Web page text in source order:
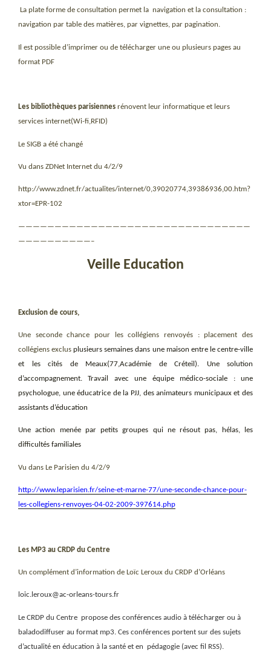
La plate forme de consultation permet la navigation et la consultation :
navigation par table des matières, par vignettes, par pagination.
Il est possible d’imprimer ou de télécharger une ou plusieurs pages au
format PDF
Les bibliothèques parisiennes rénovent leur informatique et leurs
services internet(Wi-fi,RFID)
Le SIGB a été changé
Vu dans ZDNet Internet du 4/2/9
http://www.zdnet.fr/actualites/internet/0,39020774,39386936,00.htm?
xtor=EPR-102
————————————————————————————————
——————————–
Veille Education
Exclusion de cours,
Une seconde chance pour les collégiens renvoyés : placement des
collégiens exclusplusieurs semaines dans une maison entre le centre-ville
et les cités de Meaux(77,Académie de Créteil). Une solution
d’accompagnement. Travail avec une équipe médico-sociale : une
psychologue, une éducatrice de la PJJ, des animateurs municipaux et des
assistants d’éducation
Une action menée par petits groupes qui ne résout pas, hélas, les
difficultés familiales
Vu dans Le Parisien du 4/2/9
http://www.leparisien.fr/seine-et-marne-77/une-seconde-chance-pour-
les-collegiens-renvoyes-04-02-2009-397614.php
Les MP3 au CRDP du Centre
Un complément d’information de Loïc Leroux du CRDP d’Orléans
loic.leroux@ac-orleans-tours.fr
Le CRDP du Centre propose des conférences audio à télécharger ou à
baladodiffuser au format mp3. Ces conférences portent sur des sujets
d’actualité en éducation à la santé et en pédagogie (avec fil RSS).